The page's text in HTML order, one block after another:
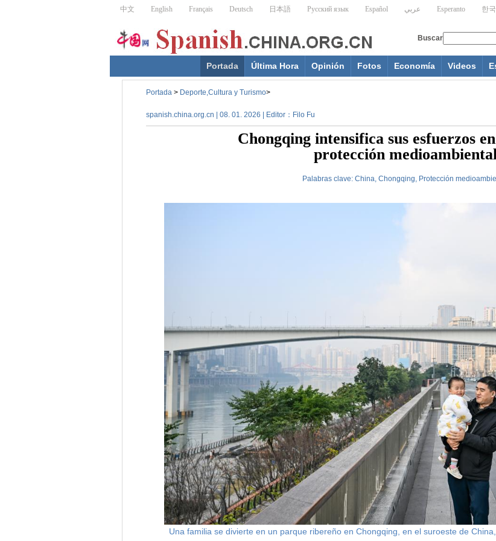
Portada Última Hora Opinión Fotos Economía Videos
Portada > Deporte,Cultura y Turismo>
spanish.china.org.cn | 08. 01. 2026 | Editor：Filo Fu
Chongqing intensifica sus esfuerzos
protección
Palabras clave: China, Chongqing, Protección
Una familia se divierte en un parque ribereño en Chongqing, en el suroeste de